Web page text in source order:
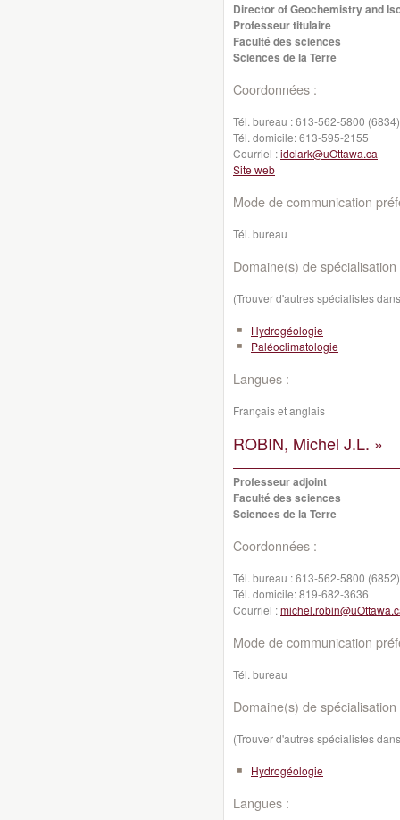
Director of Geochemistry and
Professeur titulaire
Faculté des sciences
Sciences de la Terre
Coordonnées :
Tél. bureau :613-562-5800 (6834)
Tél. domicile:613-595-2155
Courriel :idclark@uOttawa.ca
Site web
Mode de communication
Tél. bureau
Domaine(s) de spécialisation
(Trouver d'autres spécialistes
Hydrogéologie
Paléoclimatologie
Langues :
Français et anglais
ROBIN, Michel J.L. »
Professeur adjoint
Faculté des sciences
Sciences de la Terre
Coordonnées :
Tél. bureau :613-562-5800 (6852)
Tél. domicile:819-682-3636
Courriel :
Mode de communication
Tél. bureau
Domaine(s) de spécialisation
(Trouver d'autres spécialistes
Hydrogéologie
Langues :